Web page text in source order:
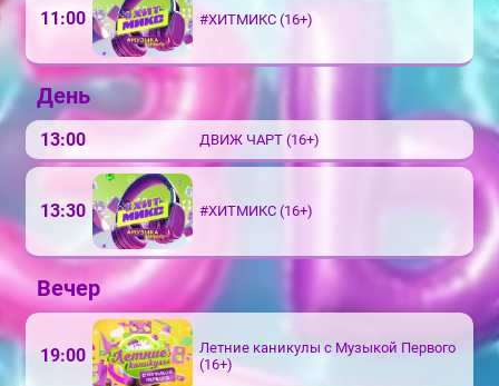
11:00 #ХИТМИКС (16+)
День
13:00 ДВИЖ ЧАРТ (16+)
13:30 #ХИТМИКС (16+)
Вечер
19:00
Летние каникулы с Музыкой Первого
(16+)